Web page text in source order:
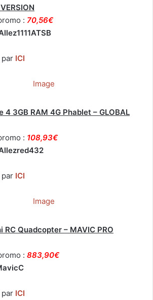
: 70,56€
par ICI
4 3GB RAM 4G Phablet – GLOBAL
: 108,93€
par ICI
RC Quadcopter – MAVIC PRO
: 883,90€
par ICI